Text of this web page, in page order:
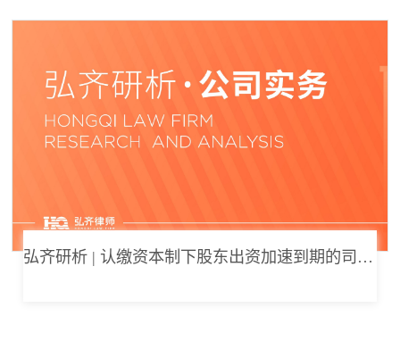
弘齐研析 | 认缴资本制下股东出资加速到期的司法边界与例外体系